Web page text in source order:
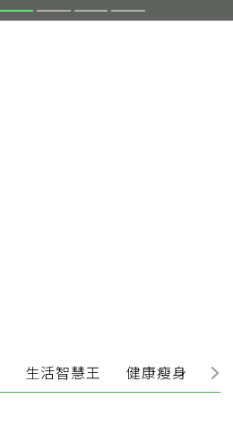
生活智慧王 健康瘦身 運